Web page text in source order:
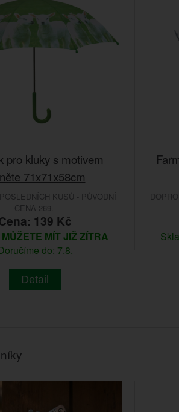
pro kluky s motivem
71x71x58cm
KUSŮ - PŮVODNÍ
CENA 269.-
139 Kč
MŮŽETE MÍT JIŽ ZÍTRA
do: 7.8.
Detail